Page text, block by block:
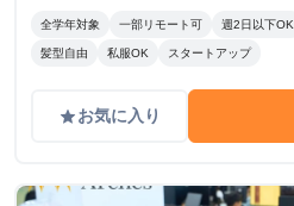
全学年対象 一部リモート可 週2日以下OK
髪型自由 私服OK スタートアップ
gradeお気に入り